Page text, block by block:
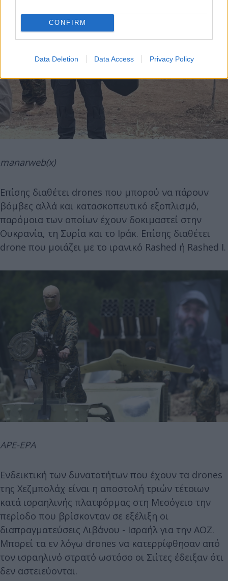
CONFIRM
Data Deletion Data Access Privacy Policy
manarweb(x)
Επίσης διαθέτει drones που μπορού να πάρουν
βόμβες αλλά και κατασκοπευτικό εξοπλισμό,
παρόμοια των οποίων έχουν δοκιμαστεί στην
Ουκρανία, τη Συρία και το Ιράκ. Επίσης διαθέτει
drone που μοιάζει με το ιρανικό Rashed ή Rashed I.
APE-EPA
Ενδεικτική των δυνατοτήτων που έχουν τα drones
της Χεζμπολάχ είναι η αποστολή τριών τέτοιων
κατά ισραηλινής πλατφόρμας στη Μεσόγειο την
περίοδο που βρίσκονταν σε εξέλιξη οι
διαπραγματεύσεις Λιβάνου - Ισραήλ για την ΑΟΖ.
Μπορεί τα εν λόγω drones να κατερρίφθησαν από
τον ισραηλινό στρατό ωστόσο οι Σιίτες έδειξαν ότι
δεν αστειεύονται.